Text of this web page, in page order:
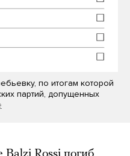
по итогам которой
партий, допущенных